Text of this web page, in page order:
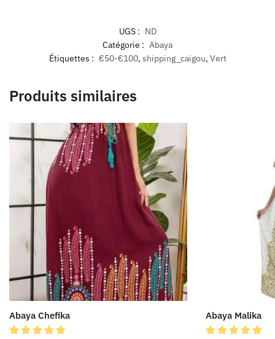
UGS : ND
Catégorie : Abaya
Étiquettes : €50-€100, shipping_caigou, Vert
Produits similaires
Abaya Chefika Abaya Malika